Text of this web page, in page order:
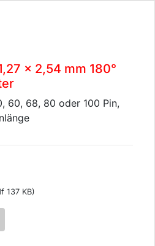
x 2,54 mm 180°
60, 68, 80 oder 100 Pin,
137 KB)